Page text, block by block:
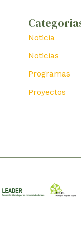
Noticia
Noticias
Programas
Proyectos